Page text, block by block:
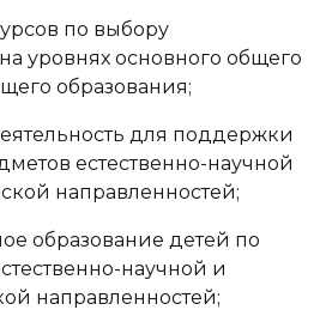
по выбору
уровнях основного общего
образования;
для поддержки
естественно-научной
направленностей;
образование детей по
научной и
направленностей;